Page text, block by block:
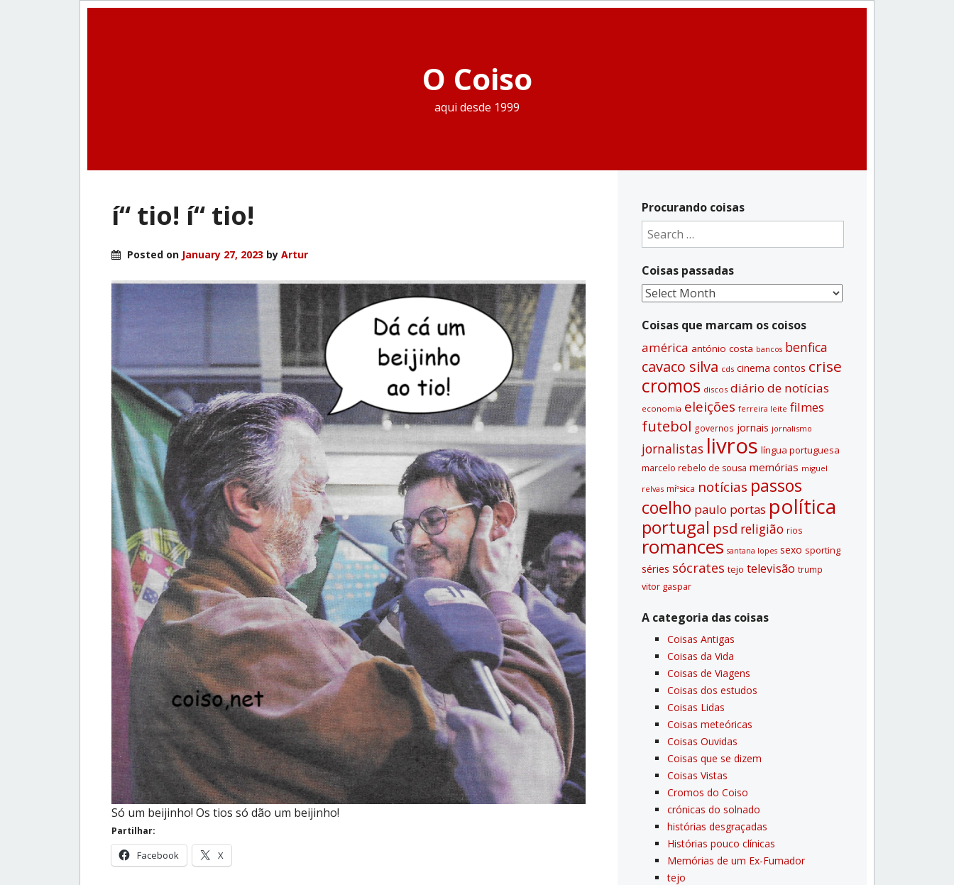
O Coiso
aqui desde 1999
í“ tio! í“ tio!
Posted on January 27, 2023 by Artur
Só um beijinho! Os tios só dão um beijinho!
Partilhar:
Facebook X
Procurando coisas
Search
for:
Coisas passadas
Coisas
Coisas que marcam os coisos
américa antónio costa bancos benfica
cavaco silva cds cinema contos crise
cromos discos diário de notí­cias
economia eleições ferreira leite filmes
futebol governos jornais jornalismo
jornalistas livros lí­ngua portuguesa
marcelo rebelo de sousa memórias miguel
relvas míºsica notí­cias passos
coelho paulo portas polí­tica
portugal psd religião rios
romances santana lopes sexo sporting
séries sócrates tejo televisão trump
vitor gaspar
A categoria das coisas
Coisas Antigas
Coisas da Vida
Coisas de Viagens
Coisas dos estudos
Coisas Lidas
Coisas meteóricas
Coisas Ouvidas
Coisas que se dizem
Coisas Vistas
Cromos do Coiso
crónicas do solnado
histórias desgraçadas
Histórias pouco clí­nicas
Memórias de um Ex-Fumador
tejo